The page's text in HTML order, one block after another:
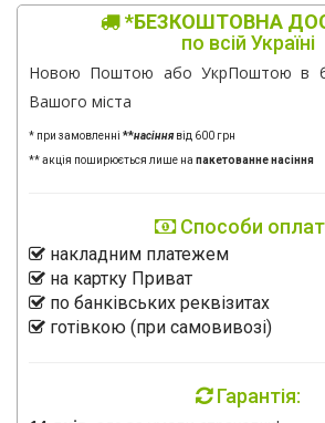
*БЕЗКОШТОВНА
по всій Україні
Новою Поштою або УкрПоштою в
Вашого міста
* при замовленні **насіннявід 600 грн
** акція поширюється лише на пакетованне насіння
Способи
накладним платежем
на картку Приват
по банківських реквізитах
готівкою (при самовивозі)
Гарантія: